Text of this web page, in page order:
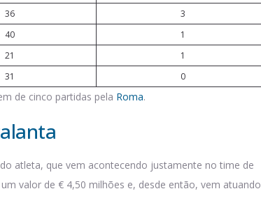
36
3
40
1
21
1
31 0
de cinco partidas pela Roma.
atleta, que vem acontecendo justamente no time de
valor de € 4,50 milhões e, desde então, vem atuando